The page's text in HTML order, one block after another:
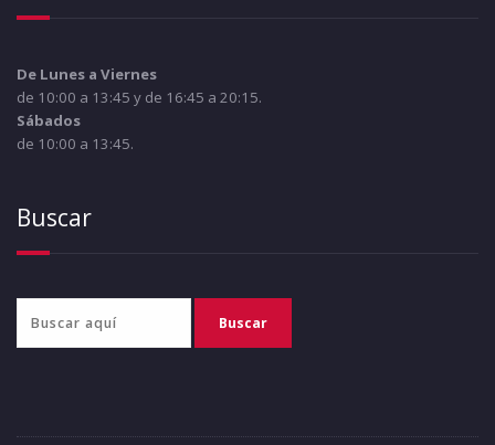
De Lunes a Viernes
de 10:00 a 13:45 y de 16:45 a 20:15.
Sábados
de 10:00 a 13:45.
Buscar